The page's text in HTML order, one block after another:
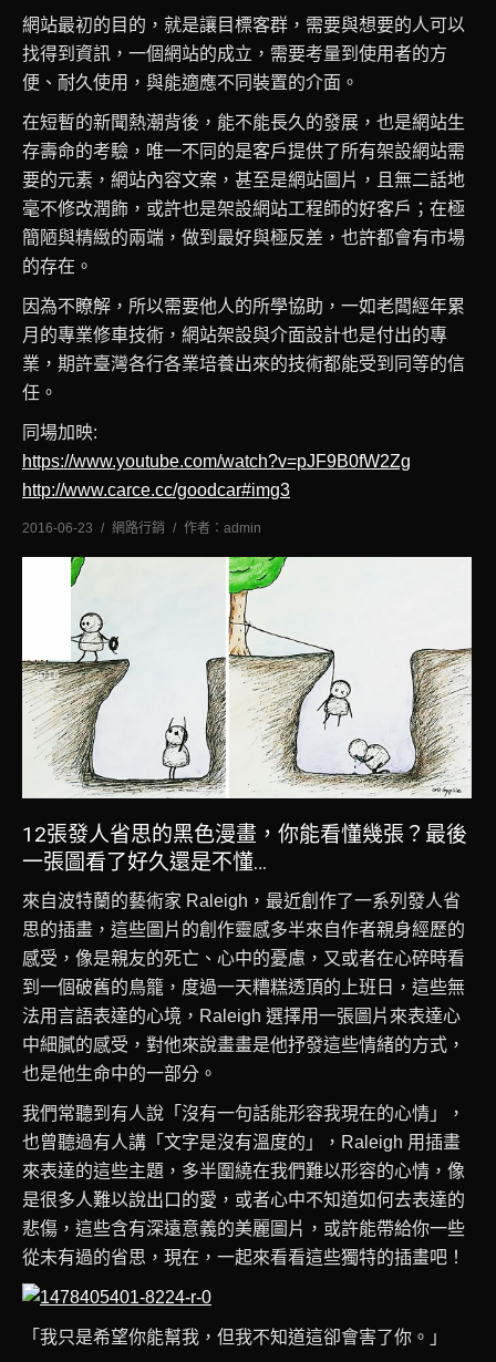
網站最初的目的，就是讓目標客群，需要與想要的人可以
找得到資訊，一個網站的成立，需要考量到使用者的方
便、耐久使用，與能適應不同裝置的介面。
在短暫的新聞熱潮背後，能不能長久的發展，也是網站生
存壽命的考驗，唯一不同的是客戶提供了所有架設網站需
要的元素，網站內容文案，甚至是網站圖片，且無二話地
毫不修改潤飾，或許也是架設網站工程師的好客戶；在極
簡陋與精緻的兩端，做到最好與極反差，也許都會有市場
的存在。
因為不瞭解，所以需要他人的所學協助，一如老闆經年累
月的專業修車技術，網站架設與介面設計也是付出的專
業，期許臺灣各行各業培養出來的技術都能受到同等的信
任。
同場加映:
https://www.youtube.com/watch?v=pJF9B0fW2Zg
http://www.carce.cc/goodcar#img3
2016-06-23 網路行銷 作者： admin
2016
12張發人省思的黑色漫畫，你能看懂幾張？最後
一張圖看了好久還是不懂…
來自波特蘭的藝術家 Raleigh，最近創作了一系列發人省
思的插畫，這些圖片的創作靈感多半來自作者親身經歷的
感受，像是親友的死亡、心中的憂慮，又或者在心碎時看
到一個破舊的鳥籠，度過一天糟糕透頂的上班日，這些無
法用言語表達的心境，Raleigh 選擇用一張圖片來表達心
中細膩的感受，對他來說畫畫是他抒發這些情緒的方式，
也是他生命中的一部分。
我們常聽到有人說「沒有一句話能形容我現在的心情」，
也曾聽過有人講「文字是沒有溫度的」，Raleigh 用插畫
來表達的這些主題，多半圍繞在我們難以形容的心情，像
是很多人難以說出口的愛，或者心中不知道如何去表達的
悲傷，這些含有深遠意義的美麗圖片，或許能帶給你一些
從未有過的省思，現在，一起來看看這些獨特的插畫吧！
「我只是希望你能幫我，但我不知道這卻會害了你。」